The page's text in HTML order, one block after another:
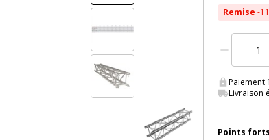
Remise -
Paiement
Livraison
Points forts